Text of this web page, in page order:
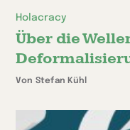
Holacracy
Über die
Von Stefan Kühl